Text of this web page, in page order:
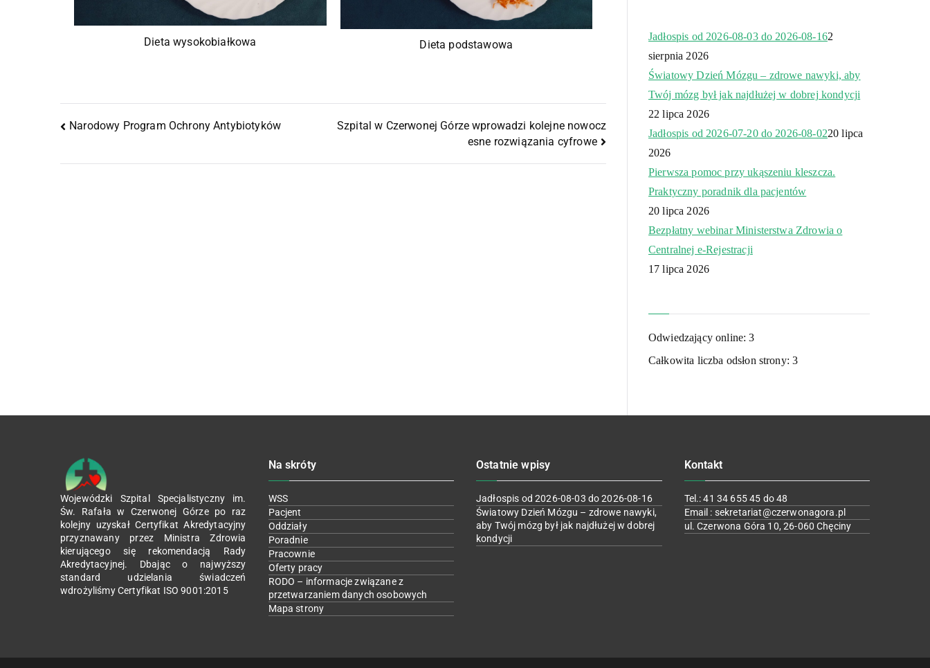
Dieta wysokobiałkowa Dieta podstawowa
Narodowy Program Ochrony Antybiotyków
Szpital w Czerwonej Górze wprowadzi kolejne nowocz
esne rozwiązania cyfrowe
Jadłospis od 2026-08-03 do 2026-08-162
sierpnia 2026
Światowy Dzień Mózgu – zdrowe nawyki, aby
Twój mózg był jak najdłużej w dobrej kondycji
22 lipca 2026
Jadłospis od 2026-07-20 do 2026-08-0220 lipca
2026
Pierwsza pomoc przy ukąszeniu kleszcza.
Praktyczny poradnik dla pacjentów
20 lipca 2026
Bezpłatny webinar Ministerstwa Zdrowia o
Centralnej e-Rejestracji
17 lipca 2026
Odwiedzający online:3
Całkowita liczba odsłon strony:3
Wojewódzki Szpital Specjalistyczny im.
Św. Rafała w Czerwonej Górze po raz
kolejny uzyskał Certyfikat Akredytacyjny
przyznawany przez Ministra Zdrowia
kierującego się rekomendacją Rady
Akredytacyjnej. Dbając o najwyższy
standard udzielania świadczeń
wdrożyliśmy Certyfikat ISO 9001:2015
Na skróty
WSS
Pacjent
Oddziały
Poradnie
Pracownie
Oferty pracy
RODO – informacje związane z
przetwarzaniem danych osobowych
Mapa strony
Ostatnie wpisy
Jadłospis od 2026-08-03 do 2026-08-16
Światowy Dzień Mózgu – zdrowe nawyki,
aby Twój mózg był jak najdłużej w dobrej
kondycji
Kontakt
Tel.: 41 34 655 45 do 48
Email : sekretariat@czerwonagora.pl
ul. Czerwona Góra 10, 26-060 Chęciny